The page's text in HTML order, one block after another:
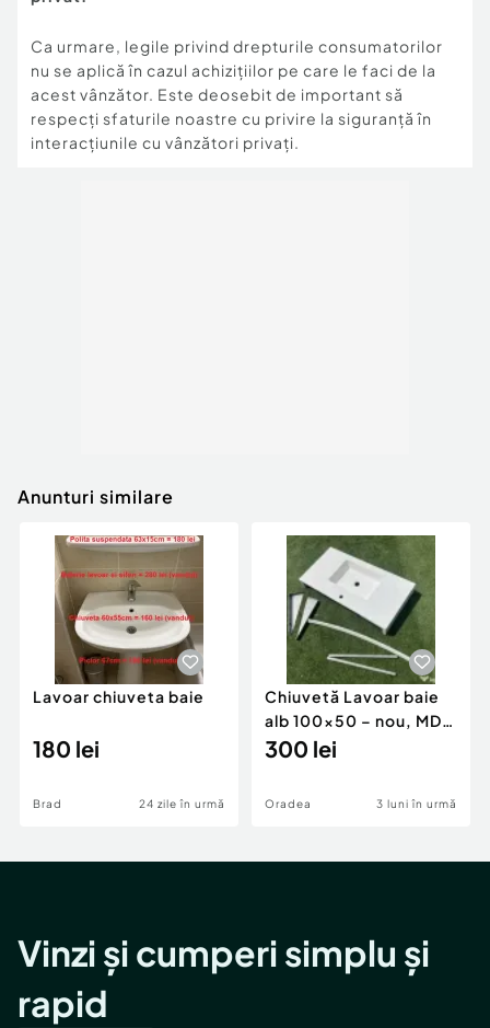
Ca urmare, legile privind drepturile consumatorilor
nu se aplică în cazul achizițiilor pe care le faci de la
acest vânzător. Este deosebit de important să
respecți sfaturile noastre cu privire la siguranță în
interacțiunile cu vânzători privați.
Anunturi similare
Lavoar chiuveta baie
180 lei
Brad 24 zile în urmă
Chiuvetă Lavoar baie
alb 100×50 – nou, MDF
lucios + accesorii
300 lei
Oradea 3 luni în urmă
Vinzi și cumperi simplu și
rapid